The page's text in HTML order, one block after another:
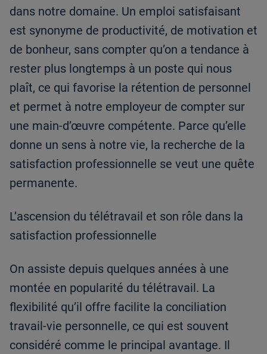
dans notre domaine. Un emploi satisfaisant
est synonyme de productivité, de motivation et
de bonheur, sans compter qu’on a tendance à
rester plus longtemps à un poste qui nous
plaît, ce qui favorise la rétention de personnel
et permet à notre employeur de compter sur
une main-d’œuvre compétente. Parce qu’elle
donne un sens à notre vie, la recherche de la
satisfaction professionnelle se veut une quête
permanente.
L’ascension du télétravail et son rôle dans la
satisfaction professionnelle
On assiste depuis quelques années à une
montée en popularité du télétravail. La
flexibilité qu’il offre facilite la conciliation
travail-vie personnelle, ce qui est souvent
considéré comme le principal avantage. Il